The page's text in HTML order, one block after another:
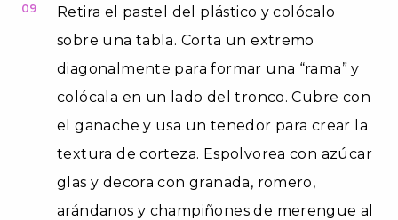
09
Retira el pastel del plástico y colócalo
sobre una tabla. Corta un extremo
diagonalmente para formar una “rama” y
colócala en un lado del tronco. Cubre con
el ganache y usa un tenedor para crear la
textura de corteza. Espolvorea con azúcar
glas y decora con granada, romero,
arándanos y champiñones de merengue al